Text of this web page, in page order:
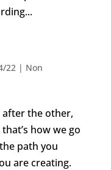
22| Non
after the other,
how we go
path you
are creating.